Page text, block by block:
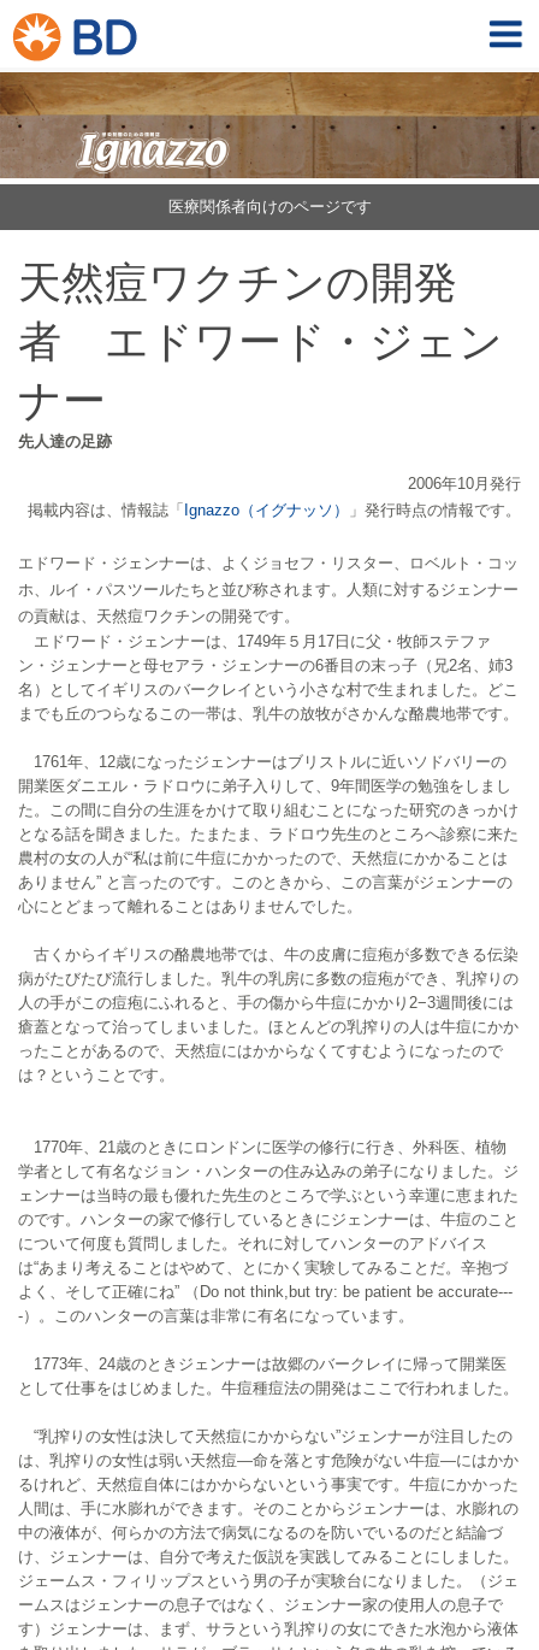
医療関係者向けのページです
天然痘ワクチンの開発
者 エドワード・ジェン
ナー
先人達の足跡
2006年10月発行
掲載内容は、情報誌「Ignazzo（イグナッソ） 」発行時点の情報です。
エドワード・ジェンナーは、よくジョセフ・リスター、ロベルト・コッ
ホ、ルイ・パスツールたちと並び称されます。人類に対するジェンナー
の貢献は、天然痘ワクチンの開発です。
エドワード・ジェンナーは、1749年５月17日に父・牧師ステファ
ン・ジェンナーと母セアラ・ジェンナーの6番目の末っ子（兄2名、姉3
名）としてイギリスのバークレイという小さな村で生まれました。どこ
までも丘のつらなるこの一帯は、乳牛の放牧がさかんな酪農地帯です。
1761年、12歳になったジェンナーはブリストルに近いソドバリーの
開業医ダニエル・ラドロウに弟子入りして、9年間医学の勉強をしまし
た。この間に自分の生涯をかけて取り組むことになった研究のきっかけ
となる話を聞きました。たまたま、ラドロウ先生のところへ診察に来た
農村の女の人が“私は前に牛痘にかかったので、天然痘にかかることは
ありません” と言ったのです。このときから、この言葉がジェンナーの
心にとどまって離れることはありませんでした。
古くからイギリスの酪農地帯では、牛の皮膚に痘疱が多数できる伝染
病がたびたび流行しました。乳牛の乳房に多数の痘疱ができ、乳搾りの
人の手がこの痘疱にふれると、手の傷から牛痘にかかり2−3週間後には
瘡蓋となって治ってしまいました。ほとんどの乳搾りの人は牛痘にかか
ったことがあるので、天然痘にはかからなくてすむようになったので
は？ということです。
1770年、21歳のときにロンドンに医学の修行に行き、外科医、植物
学者として有名なジョン・ハンターの住み込みの弟子になりました。ジ
ェンナーは当時の最も優れた先生のところで学ぶという幸運に恵まれた
のです。ハンターの家で修行しているときにジェンナーは、牛痘のこと
について何度も質問しました。それに対してハンターのアドバイス
は“あまり考えることはやめて、とにかく実験してみることだ。辛抱づ
よく、そして正確にね” （Do not think,but try: be patient be accurate---
-）。このハンターの言葉は非常に有名になっています。
1773年、24歳のときジェンナーは故郷のバークレイに帰って開業医
として仕事をはじめました。牛痘種痘法の開発はここで行われました。
“乳搾りの女性は決して天然痘にかからない”ジェンナーが注目したの
は、乳搾りの女性は弱い天然痘—命を落とす危険がない牛痘—にはかか
るけれど、天然痘自体にはかからないという事実です。牛痘にかかった
人間は、手に水膨れができます。そのことからジェンナーは、水膨れの
中の液体が、何らかの方法で病気になるのを防いでいるのだと結論づ
け、ジェンナーは、自分で考えた仮説を実践してみることにしました。
ジェームス・フィリップスという男の子が実験台になりました。（ジェ
ームスはジェンナーの息子ではなく、ジェンナー家の使用人の息子で
す）ジェンナーは、まず、サラという乳搾りの女にできた水泡から液体